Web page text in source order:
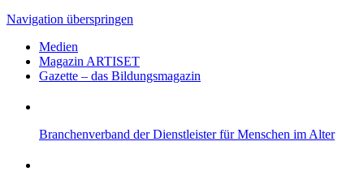
Navigation überspringen
Medien
Magazin ARTISET
Gazette – das Bildungsmagazin
Branchenverband der Dienstleister für Menschen im Alter